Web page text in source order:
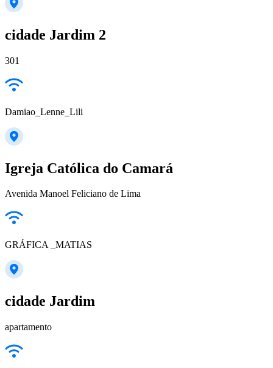
cidade Jardim 2
301
Damiao_Lenne_Lili
Igreja Católica do Camará
Avenida Manoel Feliciano de Lima
GRÁFICA _MATIAS
cidade Jardim
apartamento